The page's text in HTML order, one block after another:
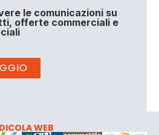
le comunicazioni su
offerte commerciali e
WEB